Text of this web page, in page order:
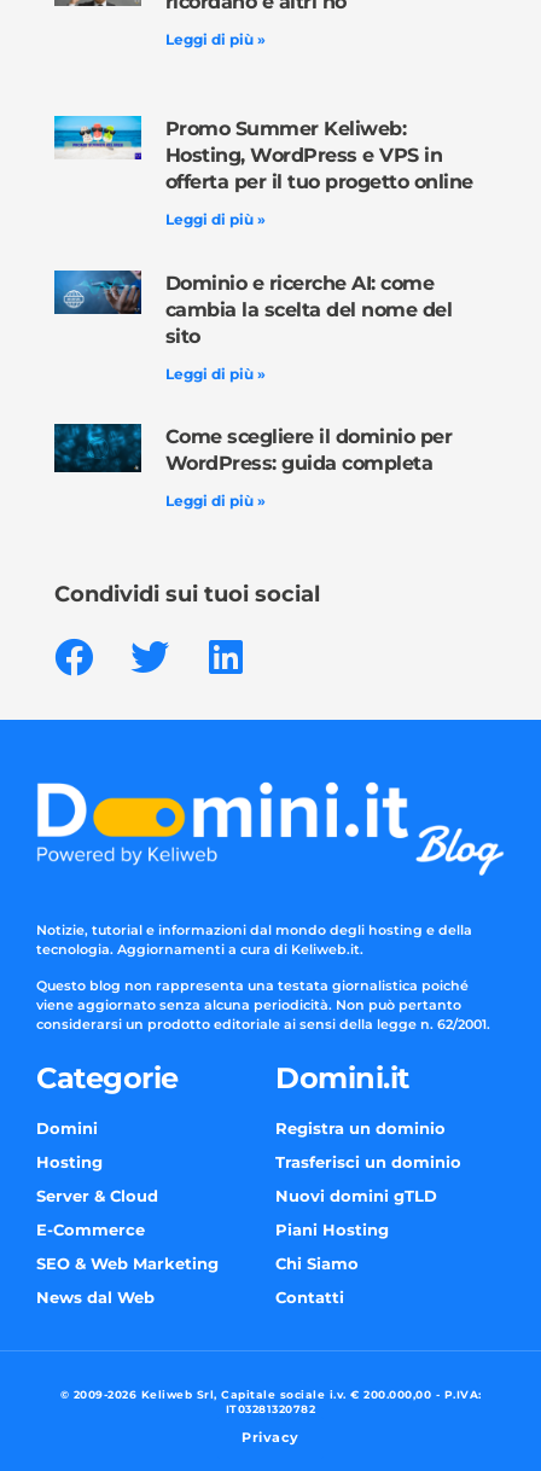
Leggi di più »
Promo Summer Keliweb:
Hosting, WordPress e VPS in
offerta per il tuo progetto online
Leggi di più »
Dominio e ricerche AI: come
cambia la scelta del nome del
sito
Leggi di più »
Come scegliere il dominio per
WordPress: guida completa
Leggi di più »
Condividi sui tuoi social
Notizie, tutorial e informazioni dal mondo degli hosting e della
tecnologia. Aggiornamenti a cura di Keliweb.it.
Questo blog non rappresenta una testata giornalistica poiché
viene aggiornato senza alcuna periodicità. Non può pertanto
considerarsi un prodotto editoriale ai sensi della legge n. 62/2001.
Categorie
Domini
Hosting
Server & Cloud
E-Commerce
SEO & Web Marketing
News dal Web
Domini.it
Registra un dominio
Trasferisci un dominio
Nuovi domini gTLD
Piani Hosting
Chi Siamo
Contatti
© 2009-2026 Keliweb Srl, Capitale sociale i.v. € 200.000,00 - P.IVA:
IT03281320782
Privacy